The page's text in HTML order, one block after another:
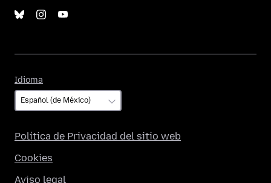
Idioma
Política de Privacidad del sitio web
Cookies
Aviso legal